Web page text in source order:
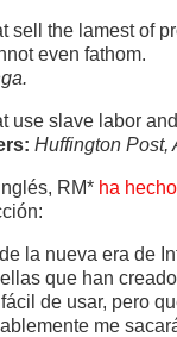
sell the lamest of
even fathom.
use slave labor
Huffington Post,
RM* ha
la nueva era de
que han
de usar, pero
me